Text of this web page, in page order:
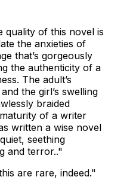
quality of this novel is
the anxieties of
that’s gorgeously
the authenticity of a
The adult’s
the girl’s swelling
braided
of a writer
written a wise novel
seething
and terror.."
are rare, indeed."